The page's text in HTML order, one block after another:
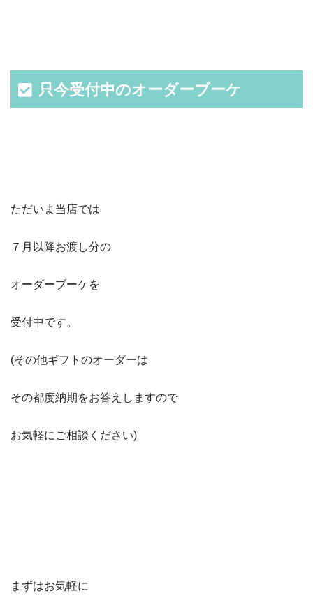
只今受付中のオーダーブーケ
ただいま当店では
７月以降お渡し分の
オーダーブーケを
受付中です。
(その他ギフトのオーダーは
その都度納期をお答えしますので
お気軽にご相談ください)
まずはお気軽に